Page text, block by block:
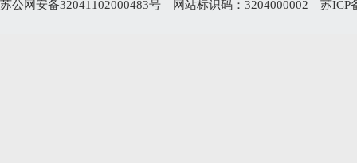
苏公网安备32041102000483号 网站标识码：3204000002 苏ICP